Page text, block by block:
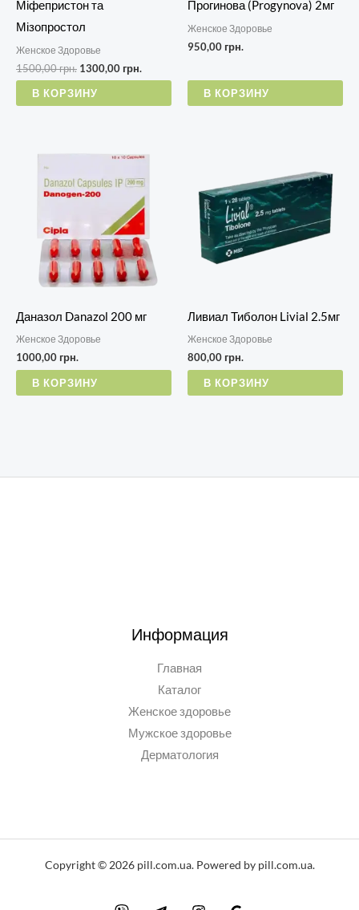
Міфепристон та
Мізопростол
Женское Здоровье
1500,00грн. 1300,00 грн.
В КОРЗИНУ
Прогинова (Progynova) 2мг
Женское Здоровье
950,00 грн.
В КОРЗИНУ
Даназол Danazol 200 мг
Женское Здоровье
1000,00 грн.
В КОРЗИНУ
Ливиал Тиболон Livial 2.5мг
Женское Здоровье
800,00 грн.
В КОРЗИНУ
Информация
Главная
Каталог
Женское здоровье
Мужское здоровье
Дерматология
Copyright © 2026 pill.com.ua. Powered by pill.com.ua.